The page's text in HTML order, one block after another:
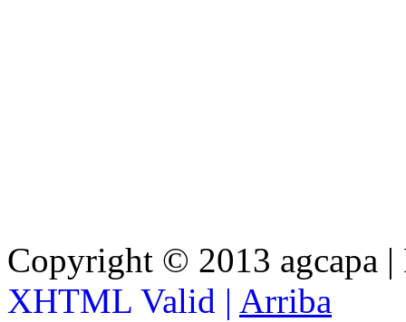
Copyright © 2013 agcapa
XHTML Valid | Arriba